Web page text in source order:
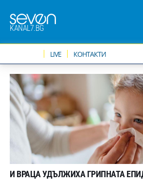
KANAL7.BG
LIVE КОНТАКТИ
И ВРАЦА УДЪЛЖИХА ГРИПНАТА